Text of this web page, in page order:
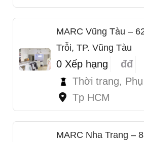
MARC Vũng Tàu –
Trỗi, TP. Vũng Tàu
0 Xếp hạng
đđ
Thời trang,
Tp HCM
MARC Nha Trang –